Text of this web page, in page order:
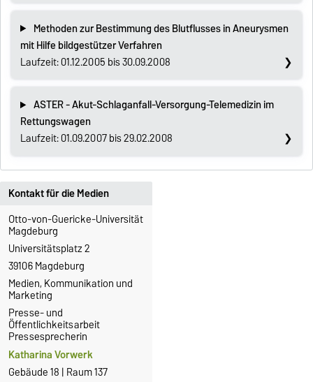
Methoden zur Bestimmung des Blutflusses in Aneurysmen
mit Hilfe bildgestützer Verfahren
Laufzeit: 01.12.2005 bis 30.09.2008
ASTER - Akut-Schlaganfall-Versorgung-Telemedizin im
Rettungswagen
Laufzeit: 01.09.2007 bis 29.02.2008
Kontakt für die Medien
Otto-von-Guericke-Universität
Magdeburg
Universitätsplatz 2
39106 Magdeburg
Medien, Kommunikation und
Marketing
Presse- und
Öffentlichkeitsarbeit
Pressesprecherin
Katharina Vorwerk
Gebäude 18 | Raum 137